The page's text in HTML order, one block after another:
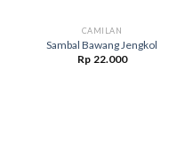
CAMILAN
Sambal Bawang Jengkol
Rp 22.000